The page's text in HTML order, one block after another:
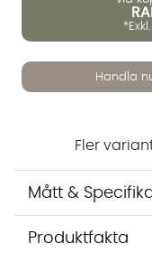
Handla
Fler
Mått &
Produktfakta
sparas i upp till 24
inte dina
Jag